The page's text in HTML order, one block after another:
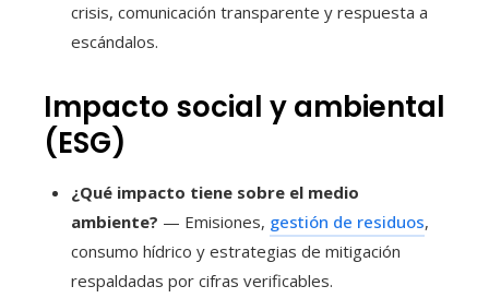
crisis, comunicación transparente y respuesta a
escándalos.
Impacto social y ambiental
(ESG)
¿Qué impacto tiene sobre el medio
ambiente? — Emisiones, gestión de residuos,
consumo hídrico y estrategias de mitigación
respaldadas por cifras verificables.